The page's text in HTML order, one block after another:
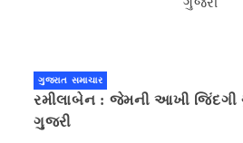
ગુજરાત સમાચાર
રમીલાબેન : જેમની આખી જિંદગી
ગુજરી